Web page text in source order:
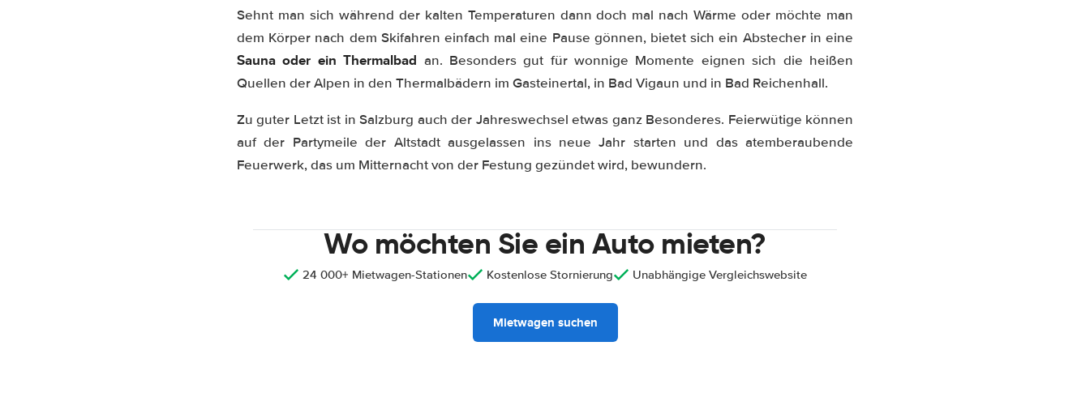
Sehnt man sich während der kalten Temperaturen dann doch mal nach Wärme oder möchte man
dem Körper nach dem Skifahren einfach mal eine Pause gönnen, bietet sich ein Abstecher in eine
Sauna oder ein Thermalbad an. Besonders gut für wonnige Momente eignen sich die heißen
Quellen der Alpen in den Thermalbädern im Gasteinertal, in Bad Vigaun und in Bad Reichenhall.
Zu guter Letzt ist in Salzburg auch der Jahreswechsel etwas ganz Besonderes. Feierwütige können
auf der Partymeile der Altstadt ausgelassen ins neue Jahr starten und das atemberaubende
Feuerwerk, das um Mitternacht von der Festung gezündet wird, bewundern.
Wo möchten Sie ein Auto mieten?
24 000+ Mietwagen-Stationen Kostenlose Stornierung Unabhängige Vergleichswebsite
Mietwagen suchen